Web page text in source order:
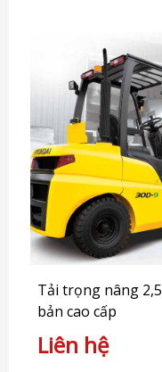
Tải trọng nâng
bản cao cấp
Liên hệ